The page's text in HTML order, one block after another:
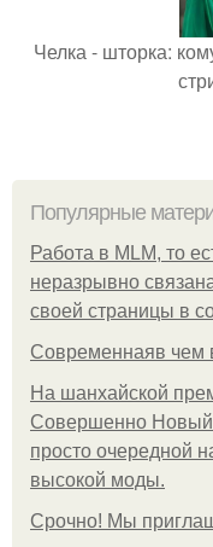
Челка - шторка:
Популярные
Работа в MLM, то
неразрывно
своей страницы в
Современнаяв чем
На шанхайской
Совершенно Новый
просто очередной
высокой моды.
Срочно! Мы